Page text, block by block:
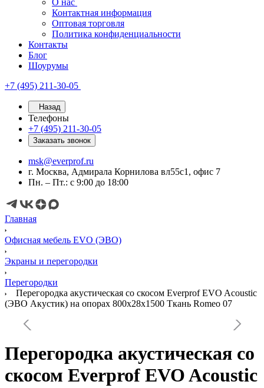
О нас
Контактная информация
Оптовая торговля
Политика конфиденциальности
Контакты
Блог
Шоурумы
+7 (495) 211-30-05
Назад
Телефоны
+7 (495) 211-30-05
Заказать звонок
msk@everprof.ru
г. Москва, Адмирала Корнилова вл55с1, офис 7
Пн. – Пт.: с 9:00 до 18:00
Главная
Офисная мебель EVO (ЭВО)
Экраны и перегородки
Перегородки
Перегородка акустическая со скосом Everprof EVO Acoustic
(ЭВО Акустик) на опорах 800х28х1500 Ткань Romeo 07
Перегородка акустическая со
скосом Everprof EVO Acoustic